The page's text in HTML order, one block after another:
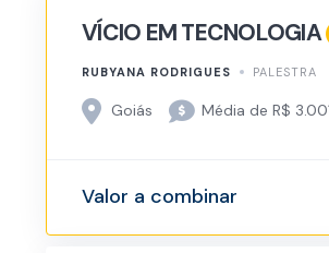
VÍCIO EM TECNOLOGIA
RUBYANA RODRIGUES PALESTRA
Goiás Média de R$
Valor a combinar